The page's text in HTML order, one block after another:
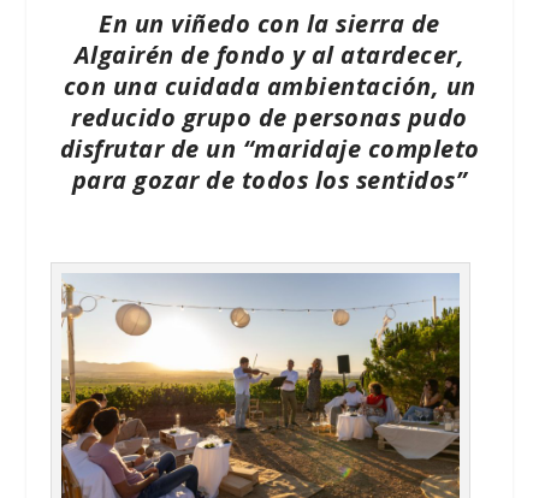
En un viñedo con la sierra de
Algairén de fondo y al atardecer,
con una cuidada ambientación, un
reducido grupo de personas pudo
disfrutar de un “maridaje completo
para gozar de todos los sentidos”